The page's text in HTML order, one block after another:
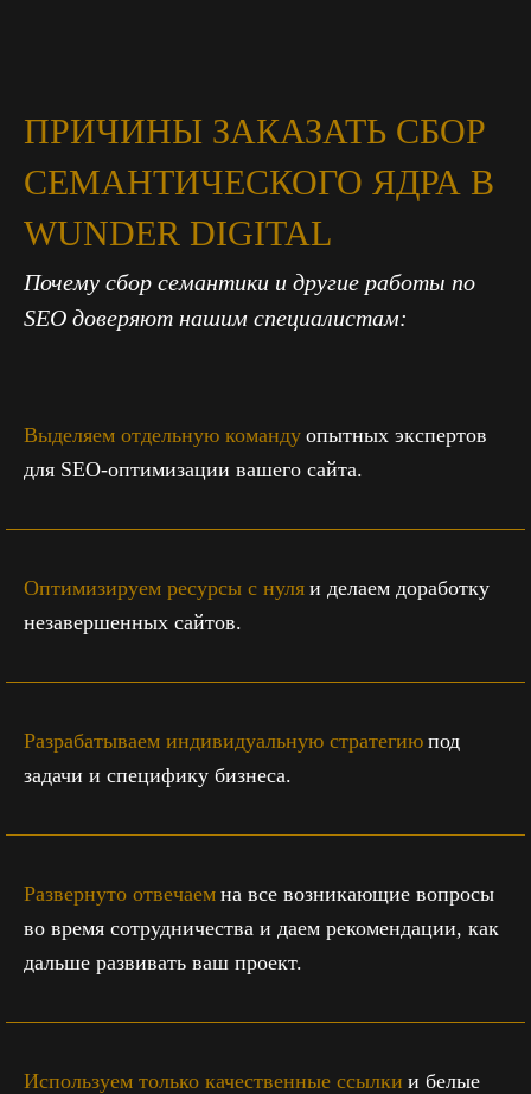
ПРИЧИНЫ ЗАКАЗАТЬ СБОР
СЕМАНТИЧЕСКОГО ЯДРА В
WUNDER DIGITAL
Почему сбор семантики и другие работы по
SEO доверяют нашим специалистам:
Выделяем отдельную команду опытных экспертов
для SEO-оптимизации вашего сайта.
Оптимизируем ресурсы с нуля и делаем доработку
незавершенных сайтов.
Разрабатываем индивидуальную стратегию под
задачи и специфику бизнеса.
Развернуто отвечаем на все возникающие вопросы
во время сотрудничества и даем рекомендации, как
дальше развивать ваш проект.
Используем только качественные ссылки и белые